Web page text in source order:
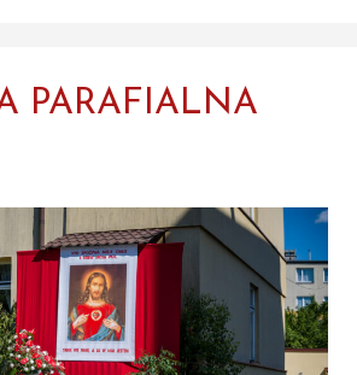
PARAFIALNA